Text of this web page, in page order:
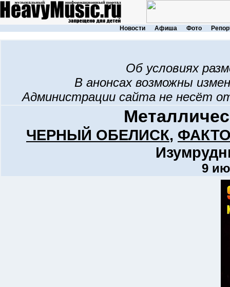
Новости Афиша Фото
Об условиях
В анонсах возможны
Администрации сайта не несёт
ЧЕРНЫЙ ОБЕЛИСК,
9